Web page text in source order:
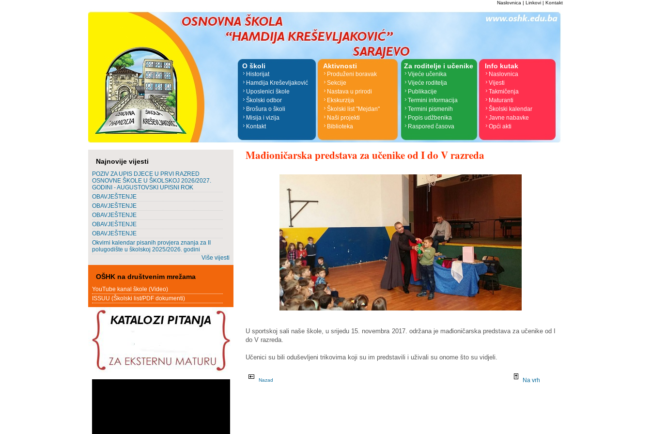
Naslovnica | Linkovi | Kontakt
O školi
Historijat
Hamdija Kreševljaković
Uposlenici škole
Školski odbor
Brošura o školi
Misija i vizija
Kontakt
Aktivnosti
Produženi boravak
Sekcije
Nastava u prirodi
Ekskurzija
Školski list "Mejdan"
Naši projekti
Biblioteka
Za roditelje i učenike
Vijeće učenika
Vijeće roditelja
Publikacije
Termini informacija
Termini pismenih
Popis udžbenika
Raspored časova
Info kutak
Naslovnica
Vijesti
Takmičenja
Maturanti
Školski kalendar
Javne nabavke
Opći akti
Najnovije vijesti
POZIV ZA UPIS DJECE U PRVI RAZRED
OSNOVNE ŠKOLE U ŠKOLSKOJ 2026/2027.
GODINI - AUGUSTOVSKI UPISNI ROK
OBAVJEŠTENJE
OBAVJEŠTENJE
OBAVJEŠTENJE
OBAVJEŠTENJE
OBAVJEŠTENJE
Okvirni kalendar pisanih provjera znanja za II
polugodište u školskoj 2025/2026. godini
Više vijesti
OŠHK na društvenim mrežama
YouTube kanal škole (Video)
ISSUU (Školski list/PDF dokumenti)
Mađioničarska predstava za učenike od I do V razreda
U sportskoj sali naše škole, u srijedu 15. novembra 2017. održana je mađioničarska predstava za učenike od I
do V razreda.
Učenici su bili oduševljeni trikovima koji su im predstavili i uživali su onome što su vidjeli.
Nazad Na vrh